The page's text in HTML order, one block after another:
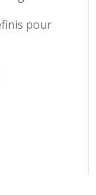
pour